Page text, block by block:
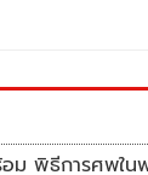
ม พิธีการศพใน